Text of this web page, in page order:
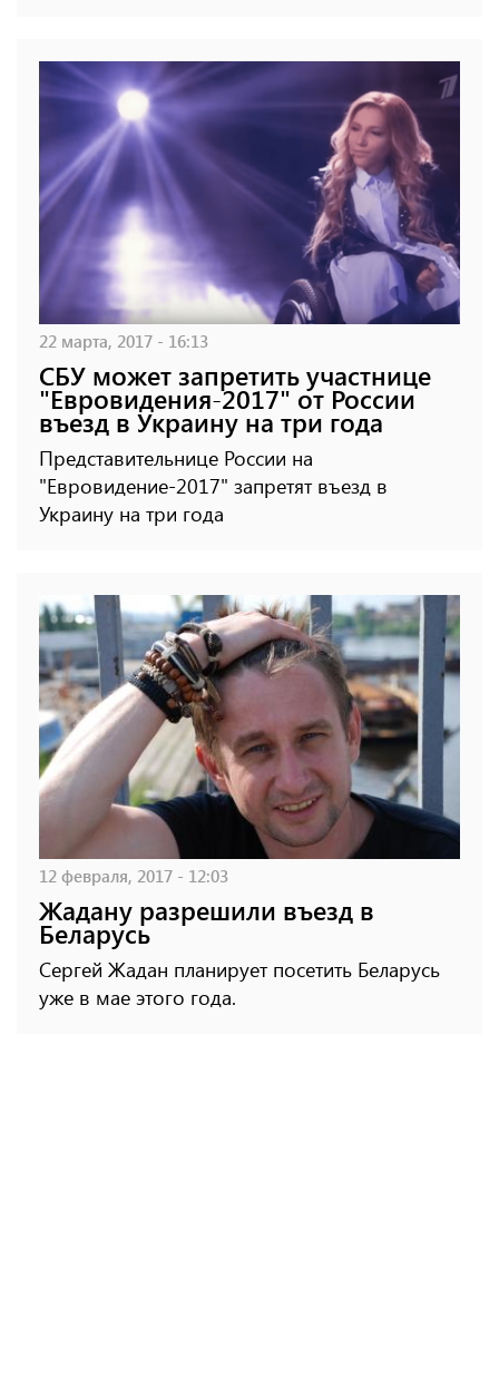
22 марта, 2017 - 16:13
СБУ может запретить участнице
"Евровидения-2017" от России
въезд в Украину на три года
Представительнице России на
"Евровидение-2017" запретят въезд в
Украину на три года
12 февраля, 2017 - 12:03
Жадану разрешили въезд в
Беларусь
Сергей Жадан планирует посетить Беларусь
уже в мае этого года.